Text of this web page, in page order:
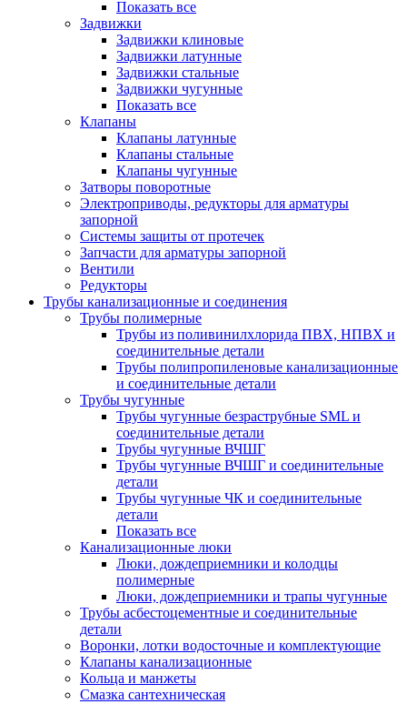
Показать все
Задвижки
Задвижки клиновые
Задвижки латунные
Задвижки стальные
Задвижки чугунные
Показать все
Клапаны
Клапаны латунные
Клапаны стальные
Клапаны чугунные
Затворы поворотные
Электроприводы, редукторы для арматуры
запорной
Системы защиты от протечек
Запчасти для арматуры запорной
Вентили
Редукторы
Трубы канализационные и соединения
Трубы полимерные
Трубы из поливинилхлорида ПВХ, НПВХ и
соединительные детали
Трубы полипропиленовые канализационные
и соединительные детали
Трубы чугунные
Трубы чугунные безраструбные SML и
соединительные детали
Трубы чугунные ВЧШГ
Трубы чугунные ВЧШГ и соединительные
детали
Трубы чугунные ЧК и соединительные
детали
Показать все
Канализационные люки
Люки, дождеприемники и колодцы
полимерные
Люки, дождеприемники и трапы чугунные
Трубы асбестоцементные и соединительные
детали
Воронки, лотки водосточные и комплектующие
Клапаны канализационные
Кольца и манжеты
Смазка сантехническая